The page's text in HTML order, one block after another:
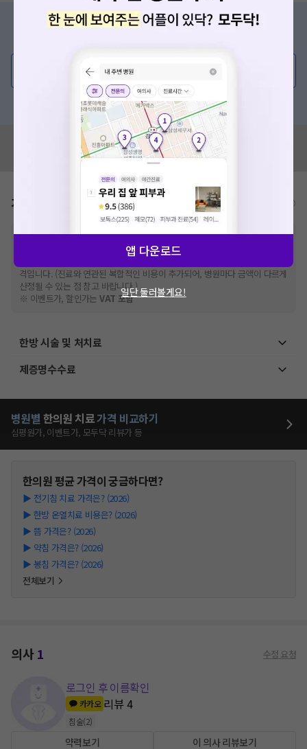
증상/치료, 궁금한 점이 있나요?
💬 무엇이든 물어보세요
혹은, 의료상담 서비스에 다양한 게시글 보러가기
혹시 잘못된 병원정보가 있나요?
모두닥 팀에 알려주세요!
가격표 비급여/급여 진료란?
※비급여 항목의 경우,추가비용 등으로 실제 가격과 상이할 수 있으니, 정확
한 가격은 해당 의료기관에 직접 문의해주세요.
건강보험심사평가원
격입니다. (진료와 연관된 복합적인 비용이 추가되어, 병원마다 금액이 다르게
산정될 수 있는 점 참고 바랍니다.)
※ 이벤트가, 할인가는VAT 포함
한방 시술 및 처치료
제증명수수료
병원별 한의원 치료가격 비교하기
심평원가, 이벤트가, 모두닥 리뷰가 등
한의원평균 가격이 궁금하다면?
▶ 전기침 치료 가격은? (2026)
▶ 한방 온열치료 비용은? (2026)
▶ 뜸 가격은? (2026)
▶ 약침 가격은? (2026)
▶ 봉침 가격은? (2026)
전체보기
의사1 수정 요청
로그인 후 이름확인
카카오 리뷰4
침술(2)
약력보기 이 의사 리뷰보기
앱 다운로드
일단 둘러볼게요!